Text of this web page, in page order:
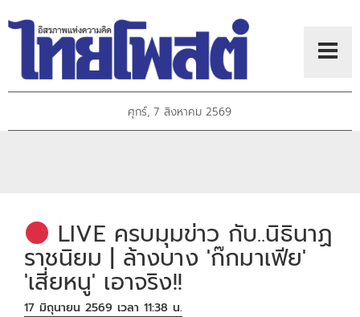
ศุกร์, 7 สิงหาคม 2569
LIVE ครบมุมข่าว กับ..นิธินาฏ
ราชนิยม | ล้างบาง 'ก๊กมาเฟีย'
'เสี่ยหนู' เอาจริง!!
17 มิถุนายน 2569 เวลา 11:38 น.